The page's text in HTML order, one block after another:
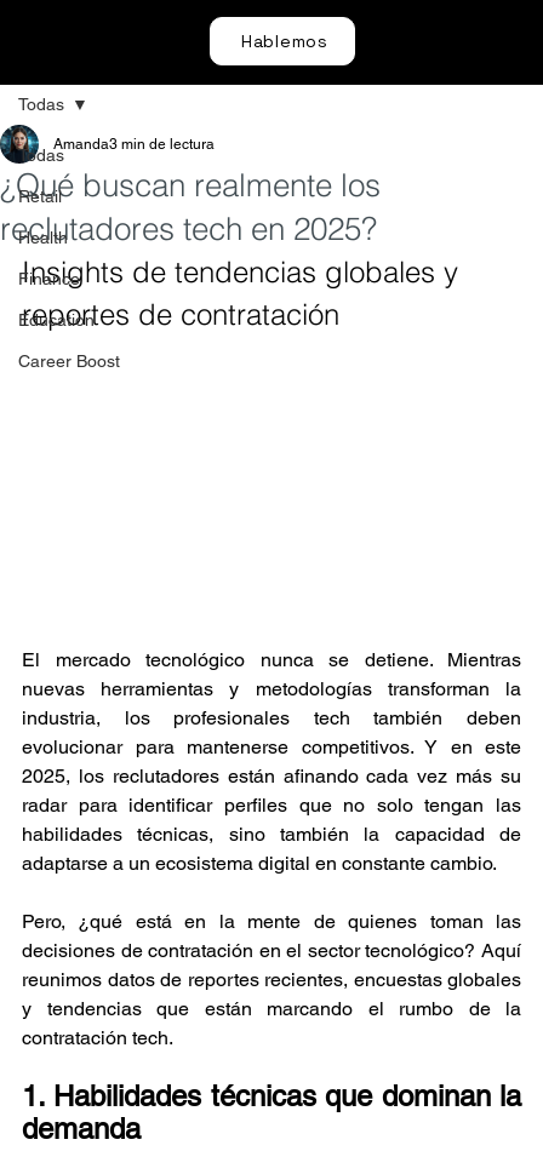
Hablemos
Todas
Retail
Health
Finance
Education
Career Boost
Todas
¿Qué buscan realmente los
reclutadores tech en 2025?
Amanda3 min de lectura
Insights de tendencias globales y
reportes de contratación
El mercado tecnológico nunca se detiene. Mientras
nuevas herramientas y metodologías transforman la
industria, los profesionales tech también deben
evolucionar para mantenerse competitivos. Y en este
2025, los reclutadores están afinando cada vez más su
radar para identificar perfiles que no solo tengan las
habilidades técnicas, sino también la capacidad de
adaptarse a un ecosistema digital en constante cambio.
Pero, ¿qué está en la mente de quienes toman las
decisiones de contratación en el sector tecnológico? Aquí
reunimos datos de reportes recientes, encuestas globales
y tendencias que están marcando el rumbo de la
contratación tech.
1. Habilidades técnicas que dominan la
demanda